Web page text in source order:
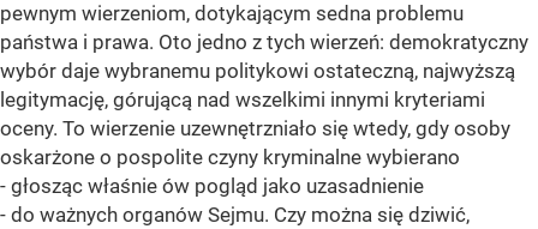
pewnym wierzeniom, dotykającym sedna problemu
państwa i prawa. Oto jedno z tych wierzeń: demokratyczny
wybór daje wybranemu politykowi ostateczną, najwyższą
legitymację, górującą nad wszelkimi innymi kryteriami
oceny. To wierzenie uzewnętrzniało się wtedy, gdy osoby
oskarżone o pospolite czyny kryminalne wybierano
- głosząc właśnie ów pogląd jako uzasadnienie
- do ważnych organów Sejmu. Czy można się dziwić,